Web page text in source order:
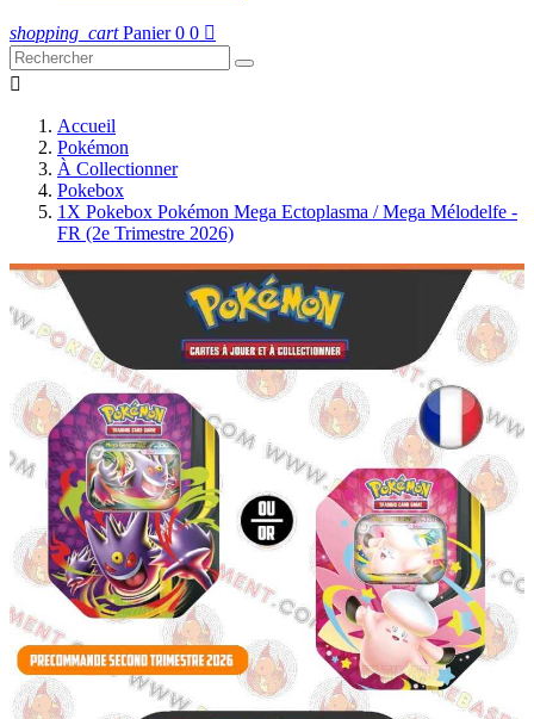
shopping_cart Panier 0 0 

Accueil
Pokémon
À Collectionner
Pokebox
1X Pokebox Pokémon Mega Ectoplasma / Mega Mélodelfe -
FR (2e Trimestre 2026)